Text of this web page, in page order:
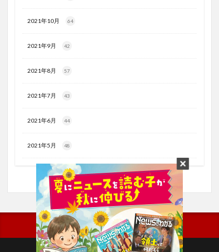
2021年10月 64
2021年9月 42
2021年8月 57
2021年7月 43
2021年6月 44
2021年5月 48